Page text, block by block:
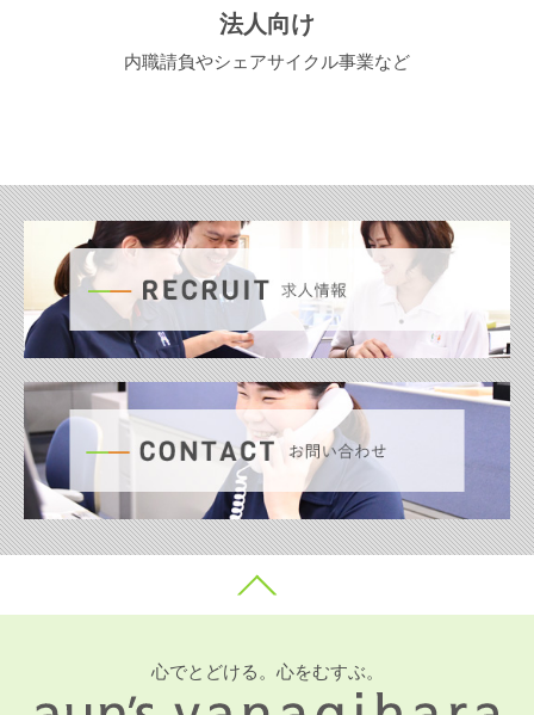
法人向け
内職請負やシェアサイクル事業など
心でとどける。心をむすぶ。